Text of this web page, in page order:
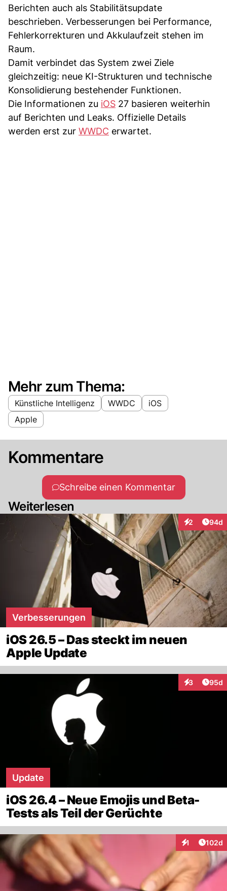
Berichten auch als Stabilitätsupdate
beschrieben. Verbesserungen bei Performance,
Fehlerkorrekturen und Akkulaufzeit stehen im
Raum.
Damit verbindet das System zwei Ziele
gleichzeitig: neue KI-Strukturen und technische
Konsolidierung bestehender Funktionen.
Die Informationen zu iOS 27 basieren weiterhin
auf Berichten und Leaks. Offizielle Details
werden erst zur WWDC erwartet.
Mehr zum Thema:
Künstliche Intelligenz WWDC
iOS
Apple
Kommentare
Schreibe einen Kommentar
Weiterlesen
2
Interaktionen
94d
Verbesserungen
iOS 26.5 – Das steckt im neuen
Apple Update
3
Interaktionen
95d
Update
iOS 26.4 – Neue Emojis und Beta-
Tests als Teil der Gerüchte
1
Interaktionen
102d